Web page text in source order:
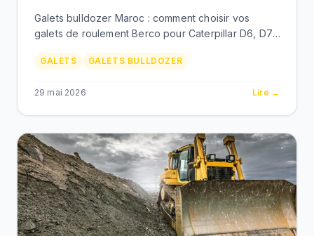
Galets bulldozer Maroc : comment choisir vos
galets de roulement Berco pour Caterpillar D6, D7,
MAD, duree de vie phosphate et carrieres.
GALETS GALETS BULLDOZER
29 mai 2026 Lire →